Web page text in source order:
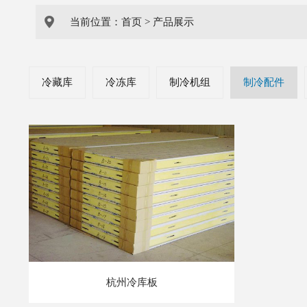
当前位置： 首页 > 产品展示
冷藏库 冷冻库 制冷机组 制冷配件
杭州冷库板